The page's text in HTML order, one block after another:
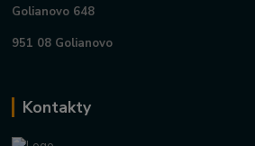
Golianovo 648
951 08 Golianovo
Kontakty